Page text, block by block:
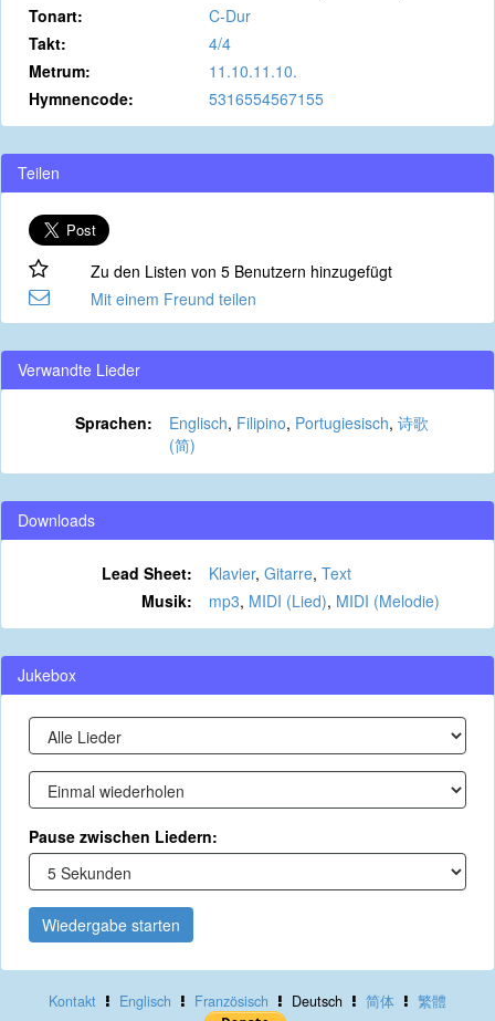
Tonart:
C-Dur
Takt:
4/4
Metrum:
11.10.11.10.
Hymnencode:
5316554567155
Teilen
Zu den Listen von 5 Benutzern hinzugefügt
Mit einem Freund teilen
Verwandte Lieder
Sprachen: Englisch, Filipino, Portugiesisch, 诗歌
(简)
Downloads
Lead Sheet: Klavier, Gitarre, Text
Musik:
mp3, MIDI (Lied), MIDI (Melodie)
Jukebox
Pause zwischen Liedern:
Wiedergabe starten
Kontakt Englisch Französisch Deutsch 简体 繁體